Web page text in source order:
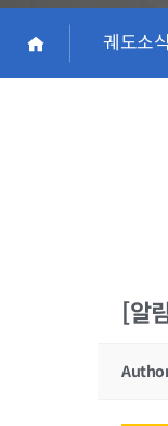
궤도소식
[알